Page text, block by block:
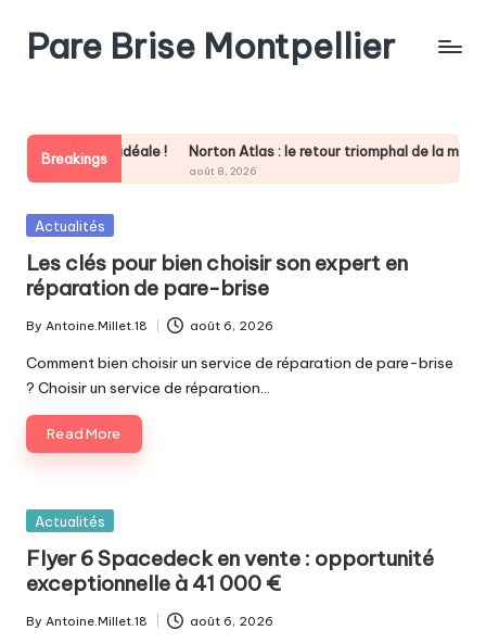
Pare Brise Montpellier
Breakings
solution idéale ! Norton Atlas : le retour triomphal de la moto tous
août 8, 2026
Posted
Actualités
Les clés pour bien choisir son expert en
réparation de pare-brise
Posted
by
By Antoine.Millet.18 août 6, 2026
Comment bien choisir un service de réparation de pare-brise
? Choisir un service de réparation…
Read More
Posted
Actualités
Flyer 6 Spacedeck en vente : opportunité
exceptionnelle à 41 000 €
Posted
By Antoine.Millet.18 août 6, 2026